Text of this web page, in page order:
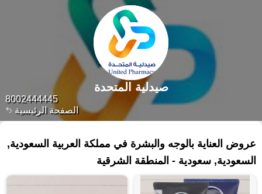
الصفحة الرئيسية
8002444445
صيدلية المتحدة
عروض العناية بالوجه والبشرة في مملكة العربية السعودية,
السعودية, سعودية - المنطقة الشرقية